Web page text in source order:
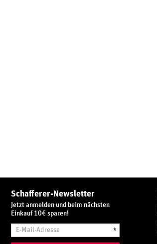
Schafferer-Newsletter
Jetzt anmelden und beim nächsten
Einkauf 10€ sparen!
Mail-
*